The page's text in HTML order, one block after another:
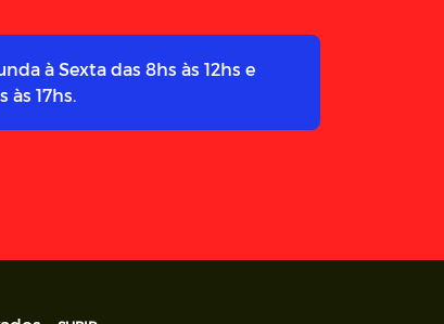
à Sexta das 8hs às 12hs e
às 17hs.